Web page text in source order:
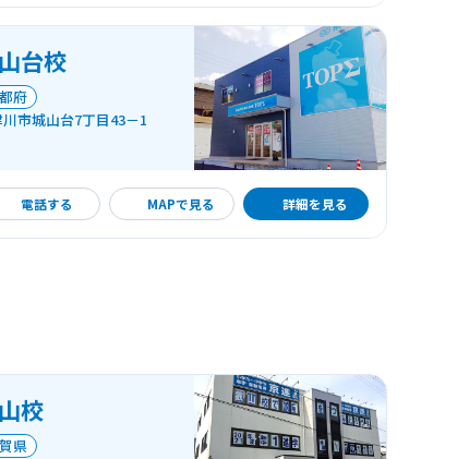
台校
府
市城山台7丁目43－1
電話する MAPで見る
見る
詳細を見る
校
県